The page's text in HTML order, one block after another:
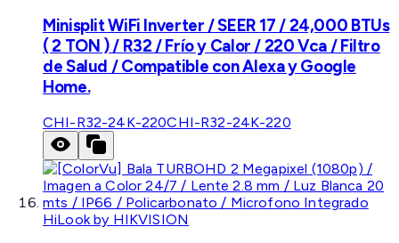
Minisplit WiFi Inverter / SEER 17 / 24,000 BTUs
( 2 TON ) / R32 / Frío y Calor / 220 Vca / Filtro
de Salud / Compatible con Alexa y Google
Home.
CHI-R32-24K-220CHI-R32-24K-220
HiLook by HIKVISION